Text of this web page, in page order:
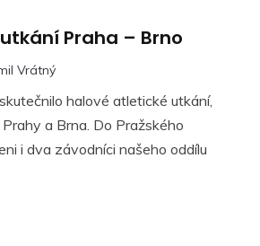
Praha – Brno
Vrátný
halové atletické utkání,
a Brna. Do Pražského
i dva závodníci našeho oddílu